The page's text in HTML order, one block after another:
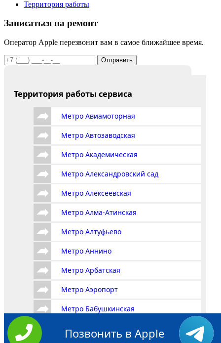
Территория работы
Записаться на ремонт
Оператор Apple перезвонит вам в самое ближайшее время.
Отправить
Территория работы сервиса
Метро Авиамоторная
Метро Автозаводская
Метро Академическая
Метро Александровский сад
Метро Алексеевская
Метро Алма-Атинская
Метро Алтуфьево
Метро Аннино
Метро Арбатская
Метро Аэропорт
Метро Бабушкинская
Метро Багратионовская
Позвонить в Apple